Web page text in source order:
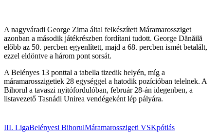
A nagyváradi George Zima által felkészített Máramarossziget
azonban a második játékrészben fordítani tudott. George Dănăilă
előbb az 50. percben egyenlített, majd a 68. percben ismét betalált,
ezzel eldöntve a három pont sorsát.
A Belényes 13 ponttal a tabella tizedik helyén, míg a
máramarosszigetiek 28 egységgel a hatodik pozícióban telelnek. A
Bihorul a tavaszi nyitófordulóban, február 28-án idegenben, a
listavezető Tasnádi Unirea vendégeként lép pályára.
III. LigaBelényesi BihorulMáramarosszigeti VSKpótlás